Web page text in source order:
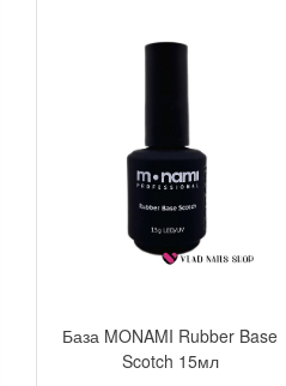
База MONAMI Rubber Base
Scotch 15мл